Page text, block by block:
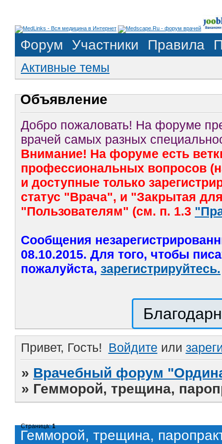
Форум Участники Правила
Активные темы
Объявление
Добро пожаловать! На форуме
врачей самых разных
Внимание! На форуме есть
профессиональных вопросов
и доступные только
статус "Врача", и "Закрытая
"Пользователям" (см. п. 1.3
Сообщения
08.10.2015. Для того, чтобы
пожалуйста, зарегистрируйтесь.
Привет, Гость! Войдите или
» Врачебный форум
» Гемморой, трещина,
Гемморой, трещина,
Страница:1